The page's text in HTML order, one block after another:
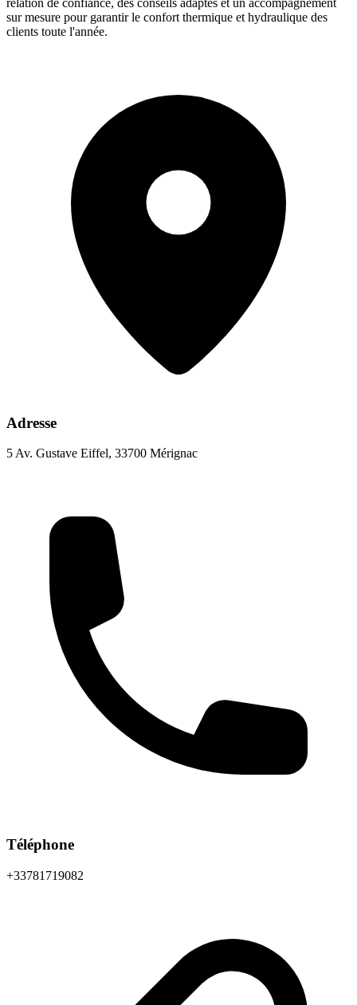
sur mesure pour garantir le confort thermique et hydraulique des
clients toute l'année.
Adresse
5 Av. Gustave Eiffel, 33700 Mérignac
Téléphone
+33781719082